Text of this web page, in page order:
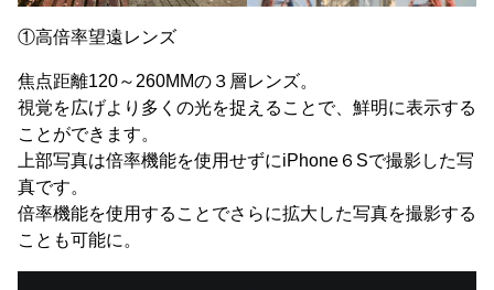
①高倍率望遠レンズ
焦点距離120～260MMの３層レンズ。
視覚を広げより多くの光を捉えることで、鮮明に表示する
ことができます。
上部写真は倍率機能を使用せずにiPhone６Sで撮影した写
真です。
倍率機能を使用することでさらに拡大した写真を撮影する
ことも可能に。